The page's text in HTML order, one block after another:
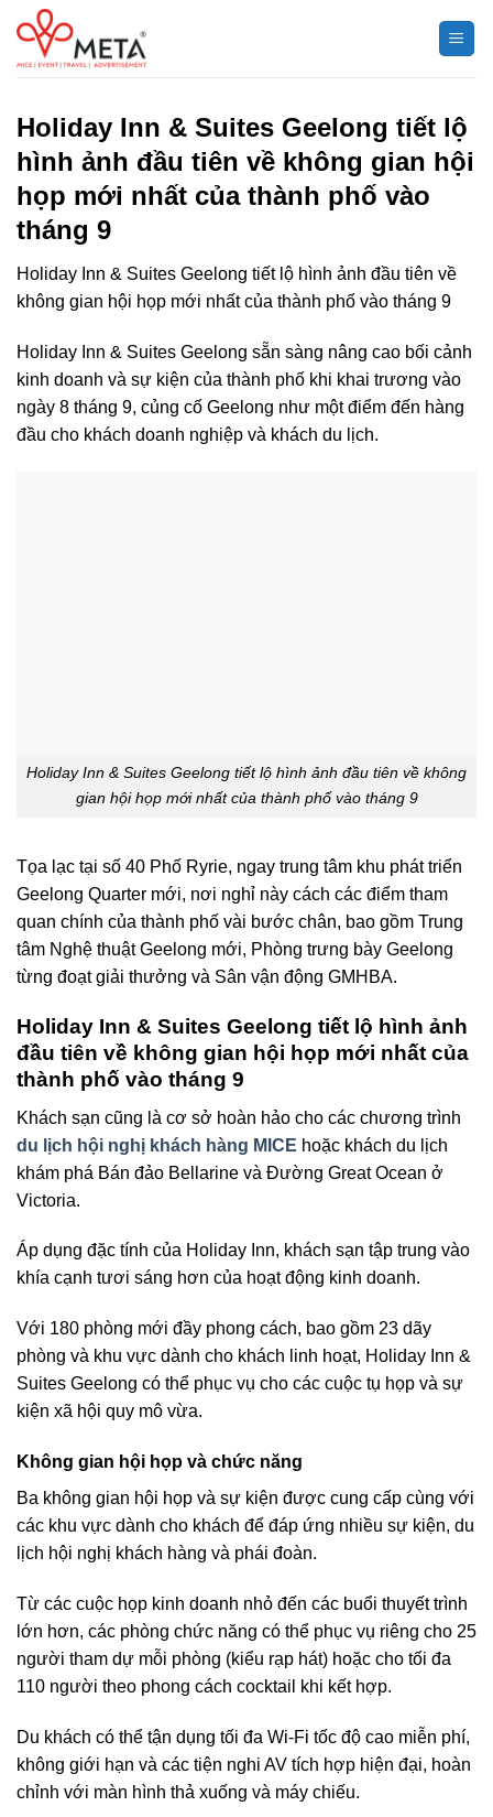
Chuyển
đến
nội
Holiday Inn & Suites Geelong tiết lộ
hình ảnh đầu tiên về không gian hội
họp mới nhất của thành phố vào
tháng 9
Holiday Inn & Suites Geelong tiết lộ hình ảnh đầu tiên về
không gian hội họp mới nhất của thành phố vào tháng 9
Holiday Inn & Suites Geelong sẵn sàng nâng cao bối cảnh
kinh doanh và sự kiện của thành phố khi khai trương vào
ngày 8 tháng 9, củng cố Geelong như một điểm đến hàng
đầu cho khách doanh nghiệp và khách du lịch.
Holiday Inn & Suites Geelong tiết lộ hình ảnh đầu tiên về không
gian hội họp mới nhất của thành phố vào tháng 9
Tọa lạc tại số 40 Phố Ryrie, ngay trung tâm khu phát triển
Geelong Quarter mới, nơi nghỉ này cách các điểm tham
quan chính của thành phố vài bước chân, bao gồm Trung
tâm Nghệ thuật Geelong mới, Phòng trưng bày Geelong
từng đoạt giải thưởng và Sân vận động GMHBA.
Holiday Inn & Suites Geelong tiết lộ hình ảnh
đầu tiên về không gian hội họp mới nhất của
thành phố vào tháng 9
Khách sạn cũng là cơ sở hoàn hảo cho các chương trình
du lịch hội nghị khách hàng MICE hoặc khách du lịch
khám phá Bán đảo Bellarine và Đường Great Ocean ở
Victoria.
Áp dụng đặc tính của Holiday Inn, khách sạn tập trung vào
khía cạnh tươi sáng hơn của hoạt động kinh doanh.
Với 180 phòng mới đầy phong cách, bao gồm 23 dãy
phòng và khu vực dành cho khách linh hoạt, Holiday Inn &
Suites Geelong có thể phục vụ cho các cuộc tụ họp và sự
kiện xã hội quy mô vừa.
Không gian hội họp và chức năng
Ba không gian hội họp và sự kiện được cung cấp cùng với
các khu vực dành cho khách để đáp ứng nhiều sự kiện, du
lịch hội nghị khách hàng và phái đoàn.
Từ các cuộc họp kinh doanh nhỏ đến các buổi thuyết trình
lớn hơn, các phòng chức năng có thể phục vụ riêng cho 25
người tham dự mỗi phòng (kiểu rạp hát) hoặc cho tối đa
110 người theo phong cách cocktail khi kết hợp.
Du khách có thể tận dụng tối đa Wi-Fi tốc độ cao miễn phí,
không giới hạn và các tiện nghi AV tích hợp hiện đại, hoàn
chỉnh với màn hình thả xuống và máy chiếu.